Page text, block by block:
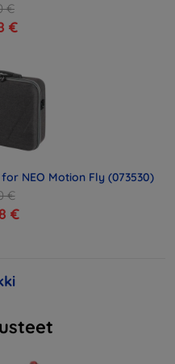
€
€
NEO Motion Fly (073530)
€
€